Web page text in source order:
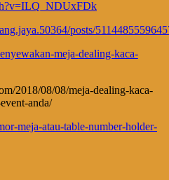
posts/
meja-dealing-kaca-
2018/08/08/meja-dealing-kaca-
anda/
meja-atau-table-number-holder-